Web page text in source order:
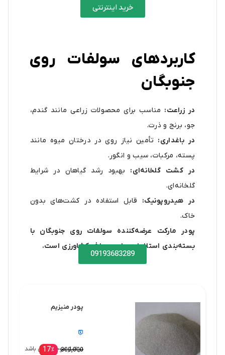
خرید اینترنتی
کاربردهای سولفات روی
جنوبگان
در زراعت: مناسب برای محصولات زراعی مانند گندم،
جو، برنج و ذرت.
در باغداری: تأمین نیاز روی در درختان میوه مانند
پسته، مرکبات، سیب و انگور.
در کشت گلخانه‌ای: بهبود رشد گیاهان در شرایط
گلخانه‌ای.
در هیدروپونیک: قابل استفاده در کشت‌های بدون
خاک.
پودر مارکت عرضه‌کننده سولفات روی جنوبگان با
بسته‌بندی استاندارد برای مصارف کشاورزی است.
09193683289
پودر منیزیم
در انبار موجود نمی باشد
٪17 300,000